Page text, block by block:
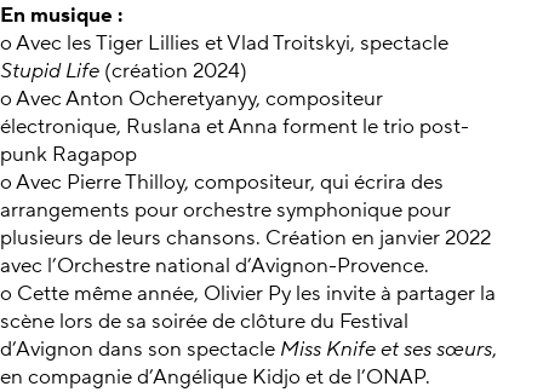
En musique :
o Avec les Tiger Lillies et Vlad Troitskyi, spectacle
Stupid Life (création 2024)
o Avec Anton Ocheretyanyy, compositeur
électronique, Ruslana et Anna forment le trio post-
punk Ragapop
o Avec Pierre Thilloy, compositeur, qui écrira des
arrangements pour orchestre symphonique pour
plusieurs de leurs chansons. Création en janvier 2022
avec l’Orchestre national d’Avignon-Provence.
o Cette même année, Olivier Py les invite à partager la
scène lors de sa soirée de clôture du Festival
d’Avignon dans son spectacle Miss Knife et ses sœurs,
en compagnie d’Angélique Kidjo et de l’ONAP.